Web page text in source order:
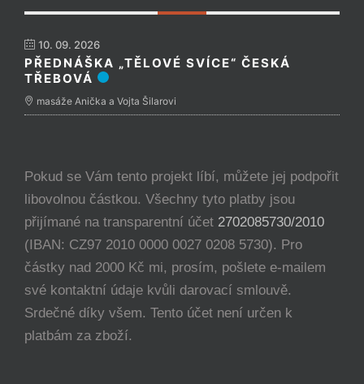
10. 09. 2026
PŘEDNÁŠKA „TĚLOVÉ SVÍCE“ ČESKÁ
TŘEBOVÁ
masáže Anička a Vojta Šilarovi
Pokud se Vám tento projekt líbí, můžete jej podpořit
libovolnou částkou. Všechny tyto platby jsou
přijímané na transparentní účet 2702085730/2010
(IBAN: CZ97 2010 0000 0027 0208 5730). Pro
částky nad 2000 Kč mi, prosím, pošlete e-mailem
své kontaktní údaje kvůli darovací smlouvě.
Srdečné díky všem. Tento účet není určen k
platbám za zboží.